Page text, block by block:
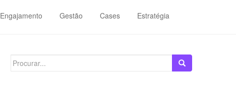
Engajamento Gestão Cases Estratégia
Search